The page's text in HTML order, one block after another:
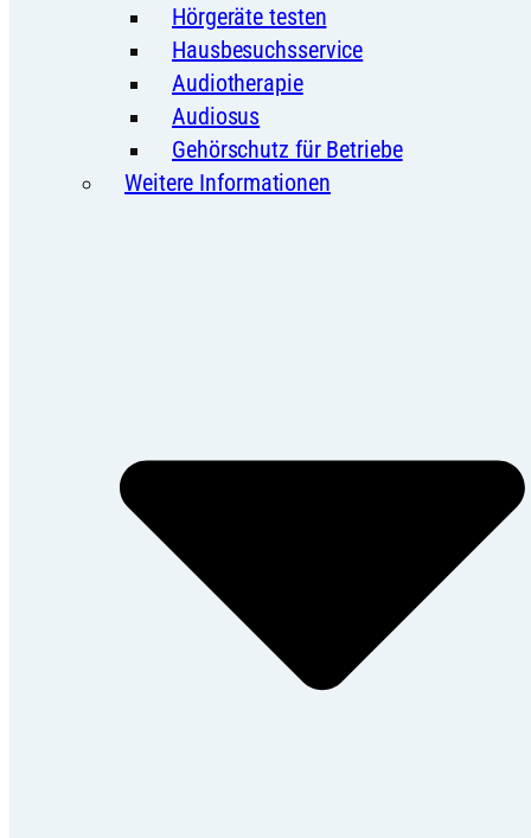
Hörgeräte testen
Hausbesuchsservice
Audiotherapie
Audiosus
Gehörschutz für Betriebe
Weitere Informationen